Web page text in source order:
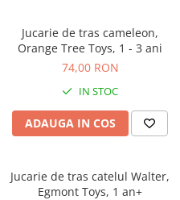
Jucarie de tras cameleon,
Orange Tree Toys, 1 - 3 ani
74,00 RON
IN STOC
ADAUGA IN COS
Jucarie de tras catelul Walter,
Egmont Toys, 1 an+